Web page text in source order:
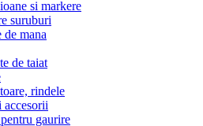
si markere
suruburi
de mana
de taiat
rindele
accesorii
gaurire